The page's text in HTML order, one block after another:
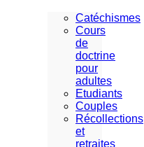
Catéchismes
Cours
de
doctrine
pour
adultes
Etudiants
Couples
Récollections
et
retraites